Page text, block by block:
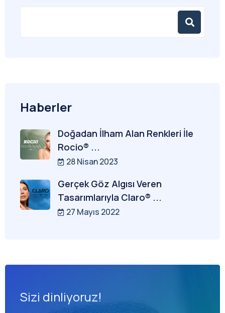
Haberler
Doğadan İlham Alan Renkleri İle
Rocio® ...
28 Nisan 2023
Gerçek Göz Algısı Veren
Tasarımlarıyla Claro® ...
27 Mayıs 2022
Sizi dinliyoruz!